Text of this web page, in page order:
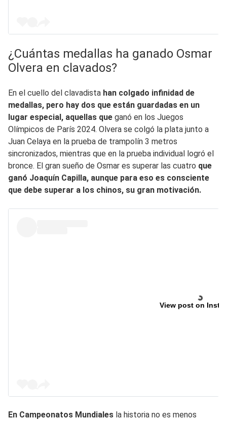
¿Cuántas medallas ha ganado Osmar
Olvera en clavados?
En el cuello del clavadista han colgado infinidad de
medallas, pero hay dos que están guardadas en un
lugar especial, aquellas que ganó en los Juegos
Olímpicos de París 2024. Olvera se colgó la plata junto a
Juan Celaya en la prueba de trampolín 3 metros
sincronizados, mientras que en la prueba individual logró el
bronce. El gran sueño de Osmar es superar las cuatro que
ganó Joaquín Capilla, aunque para eso es consciente
que debe superar a los chinos, su gran motivación.
View post on
En Campeonatos Mundiales la historia no es menos